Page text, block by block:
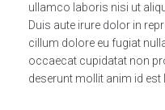
ullamco laboris nisi ut
Duis aute irure dolor in
cillum dolore eu fugiat
occaecat cupidatat non
deserunt mollit anim id est